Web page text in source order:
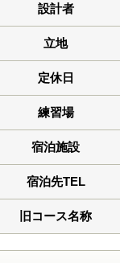
設計者
立地
定休日
練習場
宿泊施設
宿泊先TEL
旧コース名称